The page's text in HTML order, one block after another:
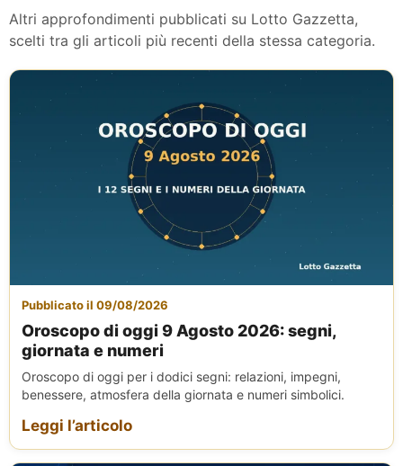
Altri approfondimenti pubblicati su Lotto Gazzetta,
scelti tra gli articoli più recenti della stessa categoria.
Pubblicato il 09/08/2026
Oroscopo di oggi 9 Agosto 2026: segni,
giornata e numeri
Oroscopo di oggi per i dodici segni: relazioni, impegni,
benessere, atmosfera della giornata e numeri simbolici.
Leggi l’articolo